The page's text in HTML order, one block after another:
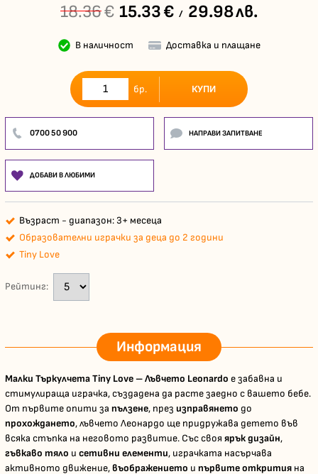
18.36€ 15.33€ / 29.98лв.
В наличност Доставка и плащане
бр. КУПИ
0700 50 900 НАПРАВИ ЗАПИТВАНЕ
ДОБАВИ В ЛЮБИМИ
Възраст - диапазон: 3+ месеца
Образователни играчки за деца до 2 години
Tiny Love
Рейтинг:
Информация
Малки Търкулчета Tiny Love – Лъвчето Leonardo е забавна и
стимулираща играчка, създадена да расте заедно с вашето бебе.
От първите опити за пълзене, през изправянето до
прохождането, лъвчето Леонардо ще придружава детето във
всяка стъпка на неговото развитие. Със своя ярък дизайн,
гъвкаво тяло и сетивни елементи, играчката насърчава
активното движение,въображението и първите открития на